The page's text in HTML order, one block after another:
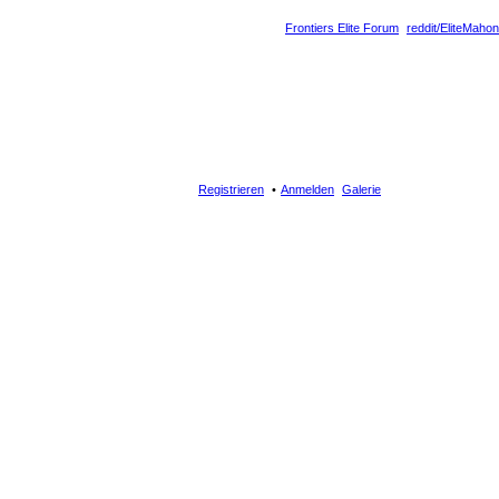
reddit/EliteMahon
Frontiers Elite Forum
Galerie
Anmelden
Registrieren